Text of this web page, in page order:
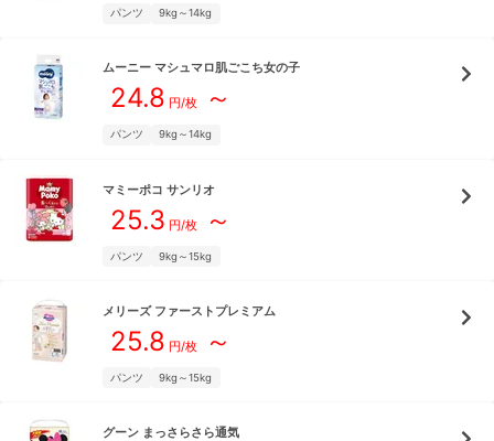
パンツ 9kg～14kg
ムーニー マシュマロ肌ごこち女の子
24.8 円/枚～
パンツ 9kg～14kg
マミーポコ サンリオ
25.3 円/枚～
パンツ 9kg～15kg
メリーズ ファーストプレミアム
25.8 円/枚～
パンツ 9kg～15kg
グーン まっさらさら通気